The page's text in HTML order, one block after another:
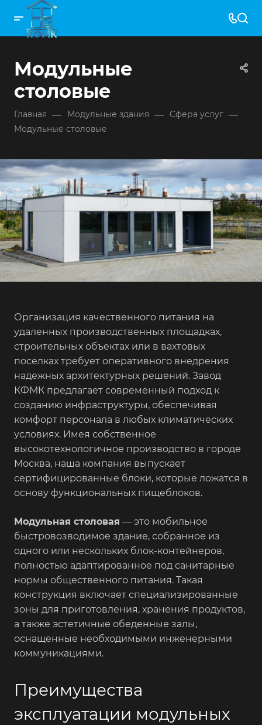
Модульные
столовые
Главная — Модульные здания — Сфера услуг —
Модульные столовые
Организация качественного питания на
удаленных производственных площадках,
строительных объектах или в вахтовых
поселках требует оперативного внедрения
надежных архитектурных решений. Завод
КФМК предлагает современный подход к
созданию инфраструктуры, обеспечивая
комфорт персонала в любых климатических
условиях. Имея собственное
высокотехнологичное производство в городе
Москва, наша компания выпускает
сертифицированные блоки, которые ложатся в
основу функциональных пищеблоков.
Модульная столовая — это мобильное
быстровозводимое здание, собранное из
одного или нескольких блок-контейнеров,
полностью адаптированное под санитарные
нормы общественного питания. Такая
конструкция включает специализированные
зоны для приготовления, хранения продуктов,
а также эстетичные обеденные залы,
оснащенные необходимыми инженерными
коммуникациями.
Преимущества
эксплуатации модульных